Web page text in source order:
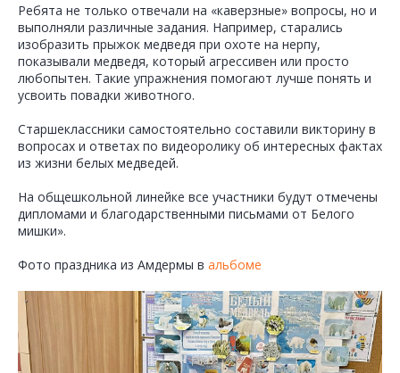
Ребята не только отвечали на «каверзные» вопросы, но и
выполняли различные задания. Например, старались
изобразить прыжок медведя при охоте на нерпу,
показывали медведя, который агрессивен или просто
любопытен. Такие упражнения помогают лучше понять и
усвоить повадки животного.
Старшеклассники самостоятельно составили викторину в
вопросах и ответах по видеоролику об интересных фактах
из жизни белых медведей.
На общешкольной линейке все участники будут отмечены
дипломами и благодарственными письмами от Белого
мишки».
Фото праздника из Амдермы в альбоме